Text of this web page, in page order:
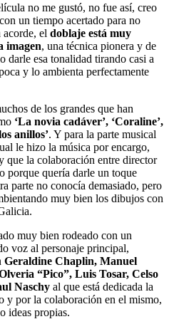
no me gustó, no fue así, creo
un tiempo acertado para no
acorde, el doblaje está muy
imagen, una técnica pionera y de
darle esa tonalidad tirando casi a
y lo ambienta perfectamente
de los grandes que han
‘La novia cadáver’, ‘Coraline’,
anillos’. Y para la parte musical
le hizo la música por encargo,
que la colaboración entre director
porque quería darle un toque
parte no conocía demasiado, pero
muy bien los dibujos con
muy bien rodeado con un
voz al personaje principal,
Geraldine Chaplin, Manuel
“Pico”, Luis Tosar, Celso
Naschy al que está dedicada la
y por la colaboración en el mismo,
ideas propias.